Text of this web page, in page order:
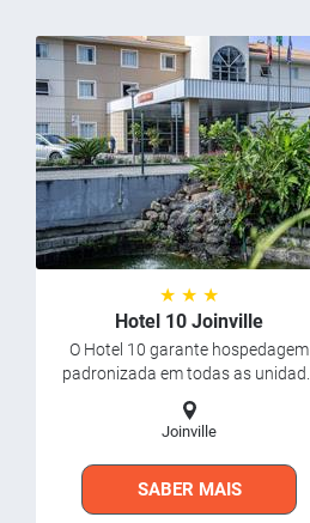
★ ★ ★
Hotel 10 Joinville
O Hotel 10 garante hospedagem
padronizada em todas as unidad...
Joinville
SABER MAIS